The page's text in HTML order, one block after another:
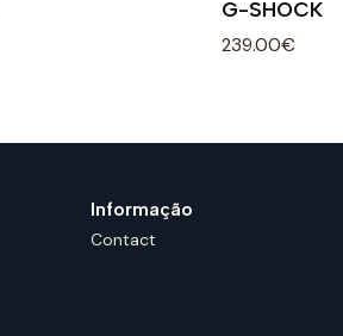
G-SHOCK
239.00€
Informação
Contact